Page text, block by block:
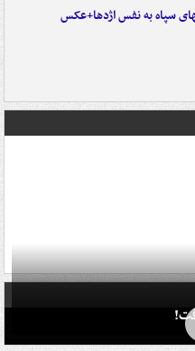
سپاه به نفس اژدها+عکس